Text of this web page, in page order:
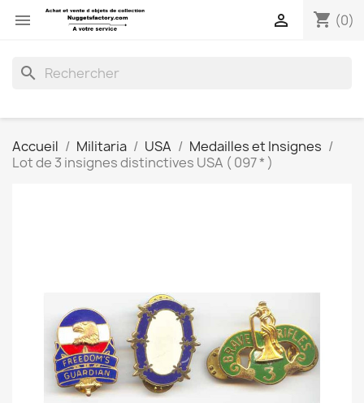
 shopping_cart (0)

search
Accueil Militaria USA
Medailles et Insignes
Lot de 3 insignes distinctives USA ( 097 * )